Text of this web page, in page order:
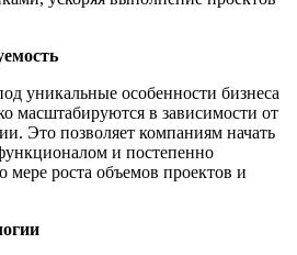
уникальные особенности бизнеса
масштабируются в зависимости от
Это позволяет компаниям начать
и постепенно
роста объемов проектов и